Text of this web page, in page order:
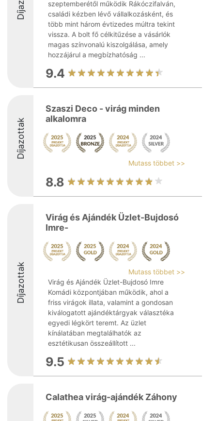
szeptemberétől működik Rákóczifalván,
családi kézben lévő vállalkozásként, és
több mint három évtizedes múltra tekint
vissza. A bolt fő célkitűzése a vásárlók
magas színvonalú kiszolgálása, amely
hozzájárul a megbízhatóság ...
9.4
Díjazottak
Szaszi Deco - virág minden
alkalomra
Mutass többet >>
8.8
Díjazottak
Virág és Ajándék Üzlet-Bujdosó
Imre-
Mutass többet >>
Virág és Ajándék Üzlet-Bujdosó Imre
Komádi központjában működik, ahol a
friss virágok illata, valamint a gondosan
kiválogatott ajándéktárgyak választéka
egyedi légkört teremt. Az üzlet
kínálatában megtalálhatók az
esztétikusan összeállított ...
9.5
Calathea virág-ajándék Záhony